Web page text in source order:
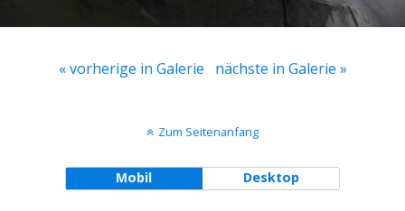
« vorherige in Galerie nächste in Galerie »
Zum Seitenanfang
Mobil Desktop